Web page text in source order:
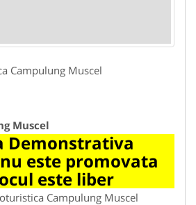
Campulung Muscel
Muscel
Demonstrativa
este promovata
este liber
Campulung Muscel